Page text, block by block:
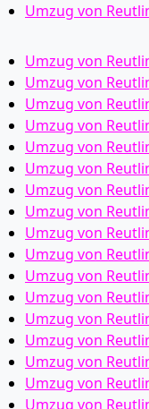
Umzug von
Umzug von
Umzug von
Umzug von
Umzug von
Umzug von
Umzug von
Umzug von
Umzug von
Umzug von
Umzug von
Umzug von
Umzug von
Umzug von
Umzug von
Umzug von
Umzug von
Umzug von